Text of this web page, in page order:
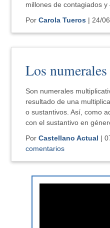
millones de contagiados
PorCarola Tueros | 24/
Los
Son numerales
resultado de una
o sustantivos. Así, como
con el sustantivo en
PorCastellano Actual |
comentarios